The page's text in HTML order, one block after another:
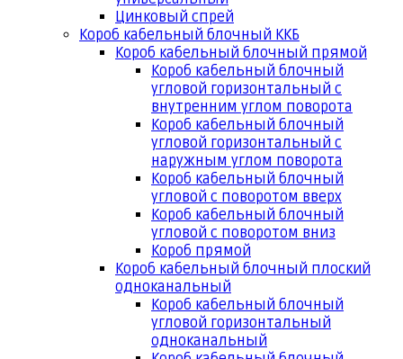
Цинковый спрей
Короб кабельный блочный ККБ
Короб кабельный блочный прямой
Короб кабельный блочный
угловой горизонтальный с
внутренним углом поворота
Короб кабельный блочный
угловой горизонтальный с
наружным углом поворота
Короб кабельный блочный
угловой с поворотом вверх
Короб кабельный блочный
угловой с поворотом вниз
Короб прямой
Короб кабельный блочный плоский
одноканальный
Короб кабельный блочный
угловой горизонтальный
одноканальный